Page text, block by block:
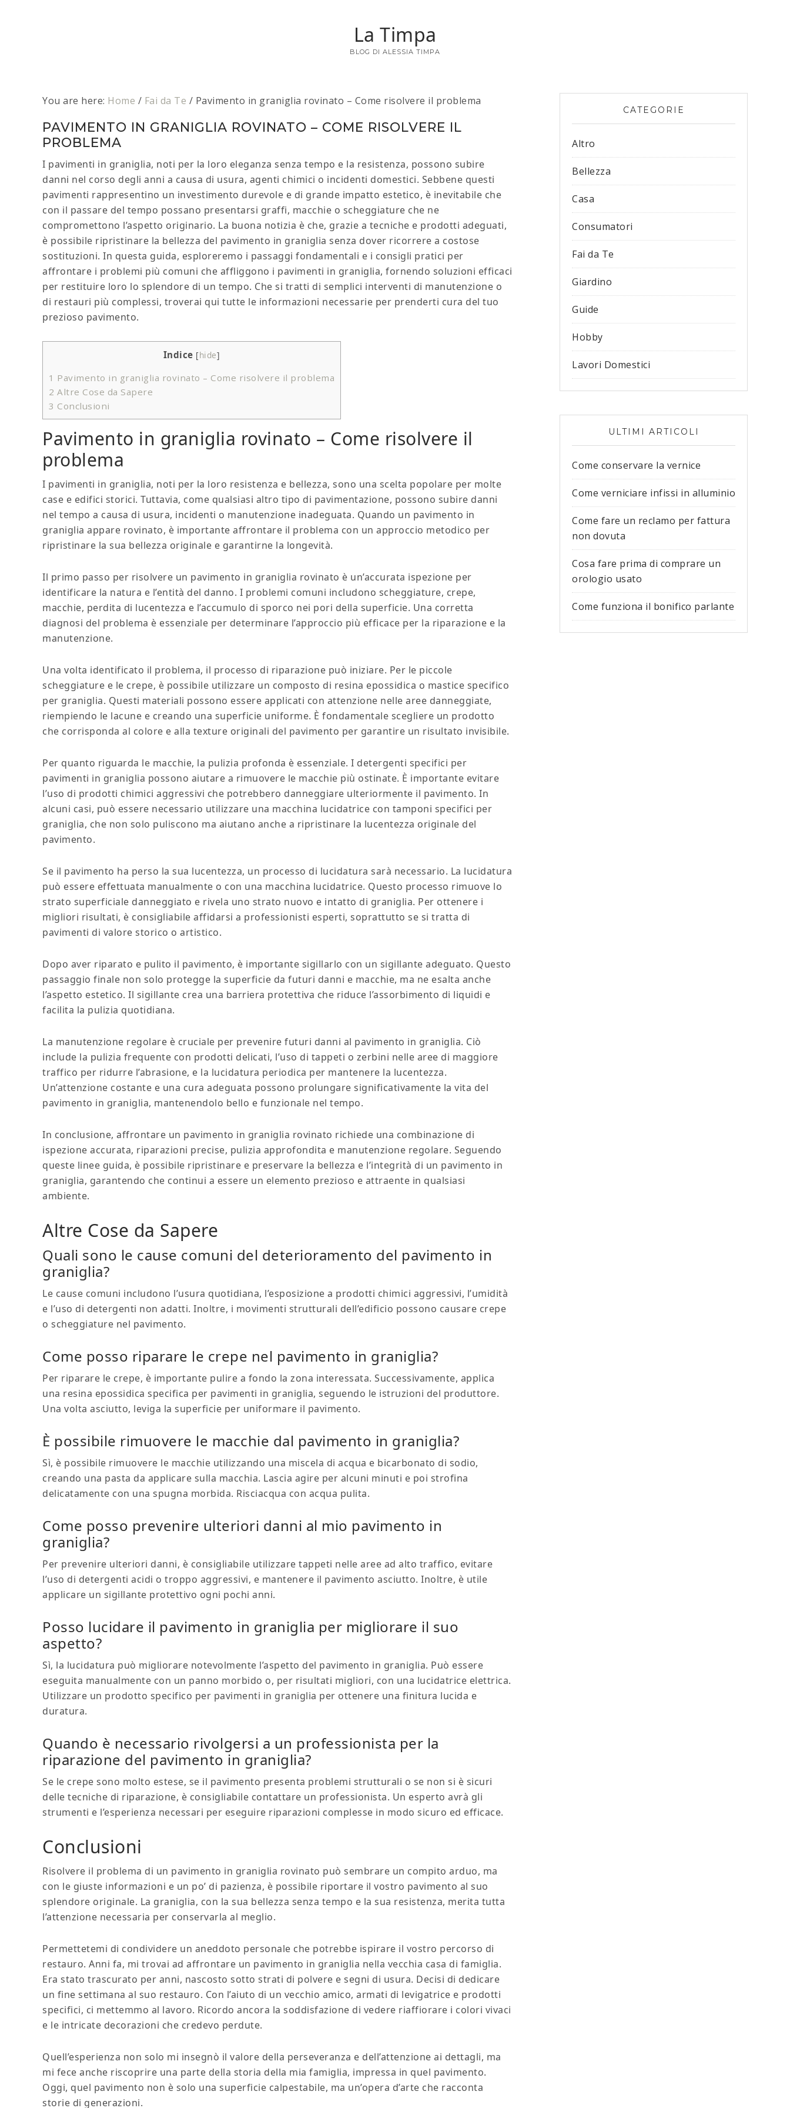
La Timpa
BLOG DI ALESSIA TIMPA
You are here: Home / Fai da Te / Pavimento in graniglia rovinato​ – Come risolvere il problema
PAVIMENTO IN GRANIGLIA ROVINATO​ – COME RISOLVERE IL
PROBLEMA
I pavimenti in graniglia, noti per la loro eleganza senza tempo e la resistenza, possono subire
danni nel corso degli anni a causa di usura, agenti chimici o incidenti domestici. Sebbene questi
pavimenti rappresentino un investimento durevole e di grande impatto estetico, è inevitabile che
con il passare del tempo possano presentarsi graffi, macchie o scheggiature che ne
compromettono l’aspetto originario. La buona notizia è che, grazie a tecniche e prodotti adeguati,
è possibile ripristinare la bellezza del pavimento in graniglia senza dover ricorrere a costose
sostituzioni. In questa guida, esploreremo i passaggi fondamentali e i consigli pratici per
affrontare i problemi più comuni che affliggono i pavimenti in graniglia, fornendo soluzioni efficaci
per restituire loro lo splendore di un tempo. Che si tratti di semplici interventi di manutenzione o
di restauri più complessi, troverai qui tutte le informazioni necessarie per prenderti cura del tuo
prezioso pavimento.
Indice [hide]
1 Pavimento in graniglia rovinato​ – Come risolvere il problema
2 Altre Cose da Sapere
3 Conclusioni
Pavimento in graniglia rovinato​ – Come risolvere il
problema
I pavimenti in graniglia, noti per la loro resistenza e bellezza, sono una scelta popolare per molte
case e edifici storici. Tuttavia, come qualsiasi altro tipo di pavimentazione, possono subire danni
nel tempo a causa di usura, incidenti o manutenzione inadeguata. Quando un pavimento in
graniglia appare rovinato, è importante affrontare il problema con un approccio metodico per
ripristinare la sua bellezza originale e garantirne la longevità.
Il primo passo per risolvere un pavimento in graniglia rovinato è un’accurata ispezione per
identificare la natura e l’entità del danno. I problemi comuni includono scheggiature, crepe,
macchie, perdita di lucentezza e l’accumulo di sporco nei pori della superficie. Una corretta
diagnosi del problema è essenziale per determinare l’approccio più efficace per la riparazione e la
manutenzione.
Una volta identificato il problema, il processo di riparazione può iniziare. Per le piccole
scheggiature e le crepe, è possibile utilizzare un composto di resina epossidica o mastice specifico
per graniglia. Questi materiali possono essere applicati con attenzione nelle aree danneggiate,
riempiendo le lacune e creando una superficie uniforme. È fondamentale scegliere un prodotto
che corrisponda al colore e alla texture originali del pavimento per garantire un risultato invisibile.
Per quanto riguarda le macchie, la pulizia profonda è essenziale. I detergenti specifici per
pavimenti in graniglia possono aiutare a rimuovere le macchie più ostinate. È importante evitare
l’uso di prodotti chimici aggressivi che potrebbero danneggiare ulteriormente il pavimento. In
alcuni casi, può essere necessario utilizzare una macchina lucidatrice con tamponi specifici per
graniglia, che non solo puliscono ma aiutano anche a ripristinare la lucentezza originale del
pavimento.
Se il pavimento ha perso la sua lucentezza, un processo di lucidatura sarà necessario. La lucidatura
può essere effettuata manualmente o con una macchina lucidatrice. Questo processo rimuove lo
strato superficiale danneggiato e rivela uno strato nuovo e intatto di graniglia. Per ottenere i
migliori risultati, è consigliabile affidarsi a professionisti esperti, soprattutto se si tratta di
pavimenti di valore storico o artistico.
Dopo aver riparato e pulito il pavimento, è importante sigillarlo con un sigillante adeguato. Questo
passaggio finale non solo protegge la superficie da futuri danni e macchie, ma ne esalta anche
l’aspetto estetico. Il sigillante crea una barriera protettiva che riduce l’assorbimento di liquidi e
facilita la pulizia quotidiana.
La manutenzione regolare è cruciale per prevenire futuri danni al pavimento in graniglia. Ciò
include la pulizia frequente con prodotti delicati, l’uso di tappeti o zerbini nelle aree di maggiore
traffico per ridurre l’abrasione, e la lucidatura periodica per mantenere la lucentezza.
Un’attenzione costante e una cura adeguata possono prolungare significativamente la vita del
pavimento in graniglia, mantenendolo bello e funzionale nel tempo.
In conclusione, affrontare un pavimento in graniglia rovinato richiede una combinazione di
ispezione accurata, riparazioni precise, pulizia approfondita e manutenzione regolare. Seguendo
queste linee guida, è possibile ripristinare e preservare la bellezza e l’integrità di un pavimento in
graniglia, garantendo che continui a essere un elemento prezioso e attraente in qualsiasi
ambiente.
Altre Cose da Sapere
Quali sono le cause comuni del deterioramento del pavimento in
graniglia?
Le cause comuni includono l’usura quotidiana, l’esposizione a prodotti chimici aggressivi, l’umidità
e l’uso di detergenti non adatti. Inoltre, i movimenti strutturali dell’edificio possono causare crepe
o scheggiature nel pavimento.
Come posso riparare le crepe nel pavimento in graniglia?
Per riparare le crepe, è importante pulire a fondo la zona interessata. Successivamente, applica
una resina epossidica specifica per pavimenti in graniglia, seguendo le istruzioni del produttore.
Una volta asciutto, leviga la superficie per uniformare il pavimento.
È possibile rimuovere le macchie dal pavimento in graniglia?
Sì, è possibile rimuovere le macchie utilizzando una miscela di acqua e bicarbonato di sodio,
creando una pasta da applicare sulla macchia. Lascia agire per alcuni minuti e poi strofina
delicatamente con una spugna morbida. Risciacqua con acqua pulita.
Come posso prevenire ulteriori danni al mio pavimento in
graniglia?
Per prevenire ulteriori danni, è consigliabile utilizzare tappeti nelle aree ad alto traffico, evitare
l’uso di detergenti acidi o troppo aggressivi, e mantenere il pavimento asciutto. Inoltre, è utile
applicare un sigillante protettivo ogni pochi anni.
Posso lucidare il pavimento in graniglia per migliorare il suo
aspetto?
Sì, la lucidatura può migliorare notevolmente l’aspetto del pavimento in graniglia. Può essere
eseguita manualmente con un panno morbido o, per risultati migliori, con una lucidatrice elettrica.
Utilizzare un prodotto specifico per pavimenti in graniglia per ottenere una finitura lucida e
duratura.
Quando è necessario rivolgersi a un professionista per la
riparazione del pavimento in graniglia?
Se le crepe sono molto estese, se il pavimento presenta problemi strutturali o se non si è sicuri
delle tecniche di riparazione, è consigliabile contattare un professionista. Un esperto avrà gli
strumenti e l’esperienza necessari per eseguire riparazioni complesse in modo sicuro ed efficace.
Conclusioni
Risolvere il problema di un pavimento in graniglia rovinato può sembrare un compito arduo, ma
con le giuste informazioni e un po’ di pazienza, è possibile riportare il vostro pavimento al suo
splendore originale. La graniglia, con la sua bellezza senza tempo e la sua resistenza, merita tutta
l’attenzione necessaria per conservarla al meglio.
Permettetemi di condividere un aneddoto personale che potrebbe ispirare il vostro percorso di
restauro. Anni fa, mi trovai ad affrontare un pavimento in graniglia nella vecchia casa di famiglia.
Era stato trascurato per anni, nascosto sotto strati di polvere e segni di usura. Decisi di dedicare
un fine settimana al suo restauro. Con l’aiuto di un vecchio amico, armati di levigatrice e prodotti
specifici, ci mettemmo al lavoro. Ricordo ancora la soddisfazione di vedere riaffiorare i colori vivaci
e le intricate decorazioni che credevo perdute.
Quell’esperienza non solo mi insegnò il valore della perseveranza e dell’attenzione ai dettagli, ma
mi fece anche riscoprire una parte della storia della mia famiglia, impressa in quel pavimento.
Oggi, quel pavimento non è solo una superficie calpestabile, ma un’opera d’arte che racconta
storie di generazioni.
CATEGORIE
Altro
Bellezza
Casa
Consumatori
Fai da Te
Giardino
Guide
Hobby
Lavori Domestici
ULTIMI ARTICOLI
Come conservare la vernice
Come verniciare infissi in alluminio
Come fare un reclamo per fattura
non dovuta
Cosa fare prima di comprare un
orologio usato
Come funziona il bonifico parlante